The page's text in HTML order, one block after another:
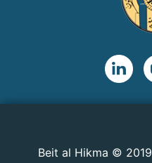
2019 © Beit al Hikma